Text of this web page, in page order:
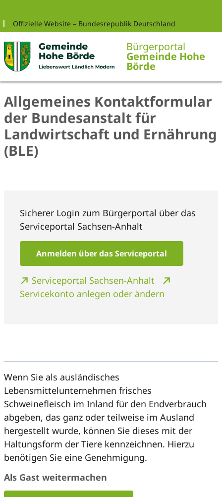
Offizielle Website – Bundesrepublik Deutschland
Bürgerportal
Gemeinde Hohe
Börde
Allgemeines Kontaktformular
der Bundesanstalt für
Landwirtschaft und Ernährung
(BLE)
Sicherer Login zum Bürgerportal über das
Serviceportal Sachsen-Anhalt
Anmelden über das Serviceportal
Serviceportal Sachsen-Anhalt
Servicekonto anlegen oder ändern
Wenn Sie als ausländisches
Lebensmittelunternehmen frisches
Schweinefleisch im Inland für den Endverbrauch
abgeben, das ganz oder teilweise im Ausland
hergestellt wurde, können Sie dieses mit der
Haltungsform der Tiere kennzeichnen. Hierzu
benötigen Sie eine Genehmigung.
Als Gast weitermachen